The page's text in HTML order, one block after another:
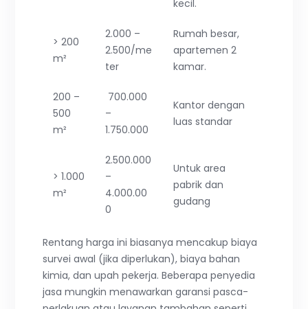
kecil.
> 200
m²
2.000 –
2.500/me
ter
Rumah besar,
apartemen 2
kamar.
200 –
500
m²
700.000
–
1.750.000
Kantor dengan
luas standar
> 1.000
m²
2.500.000
–
4.000.00
0
Untuk area
pabrik dan
gudang
Rentang harga ini biasanya mencakup biaya
survei awal (jika diperlukan), biaya bahan
kimia, dan upah pekerja. Beberapa penyedia
jasa mungkin menawarkan garansi pasca-